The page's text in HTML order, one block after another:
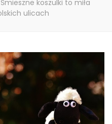
Śmieszne koszulki to miła
ulicach